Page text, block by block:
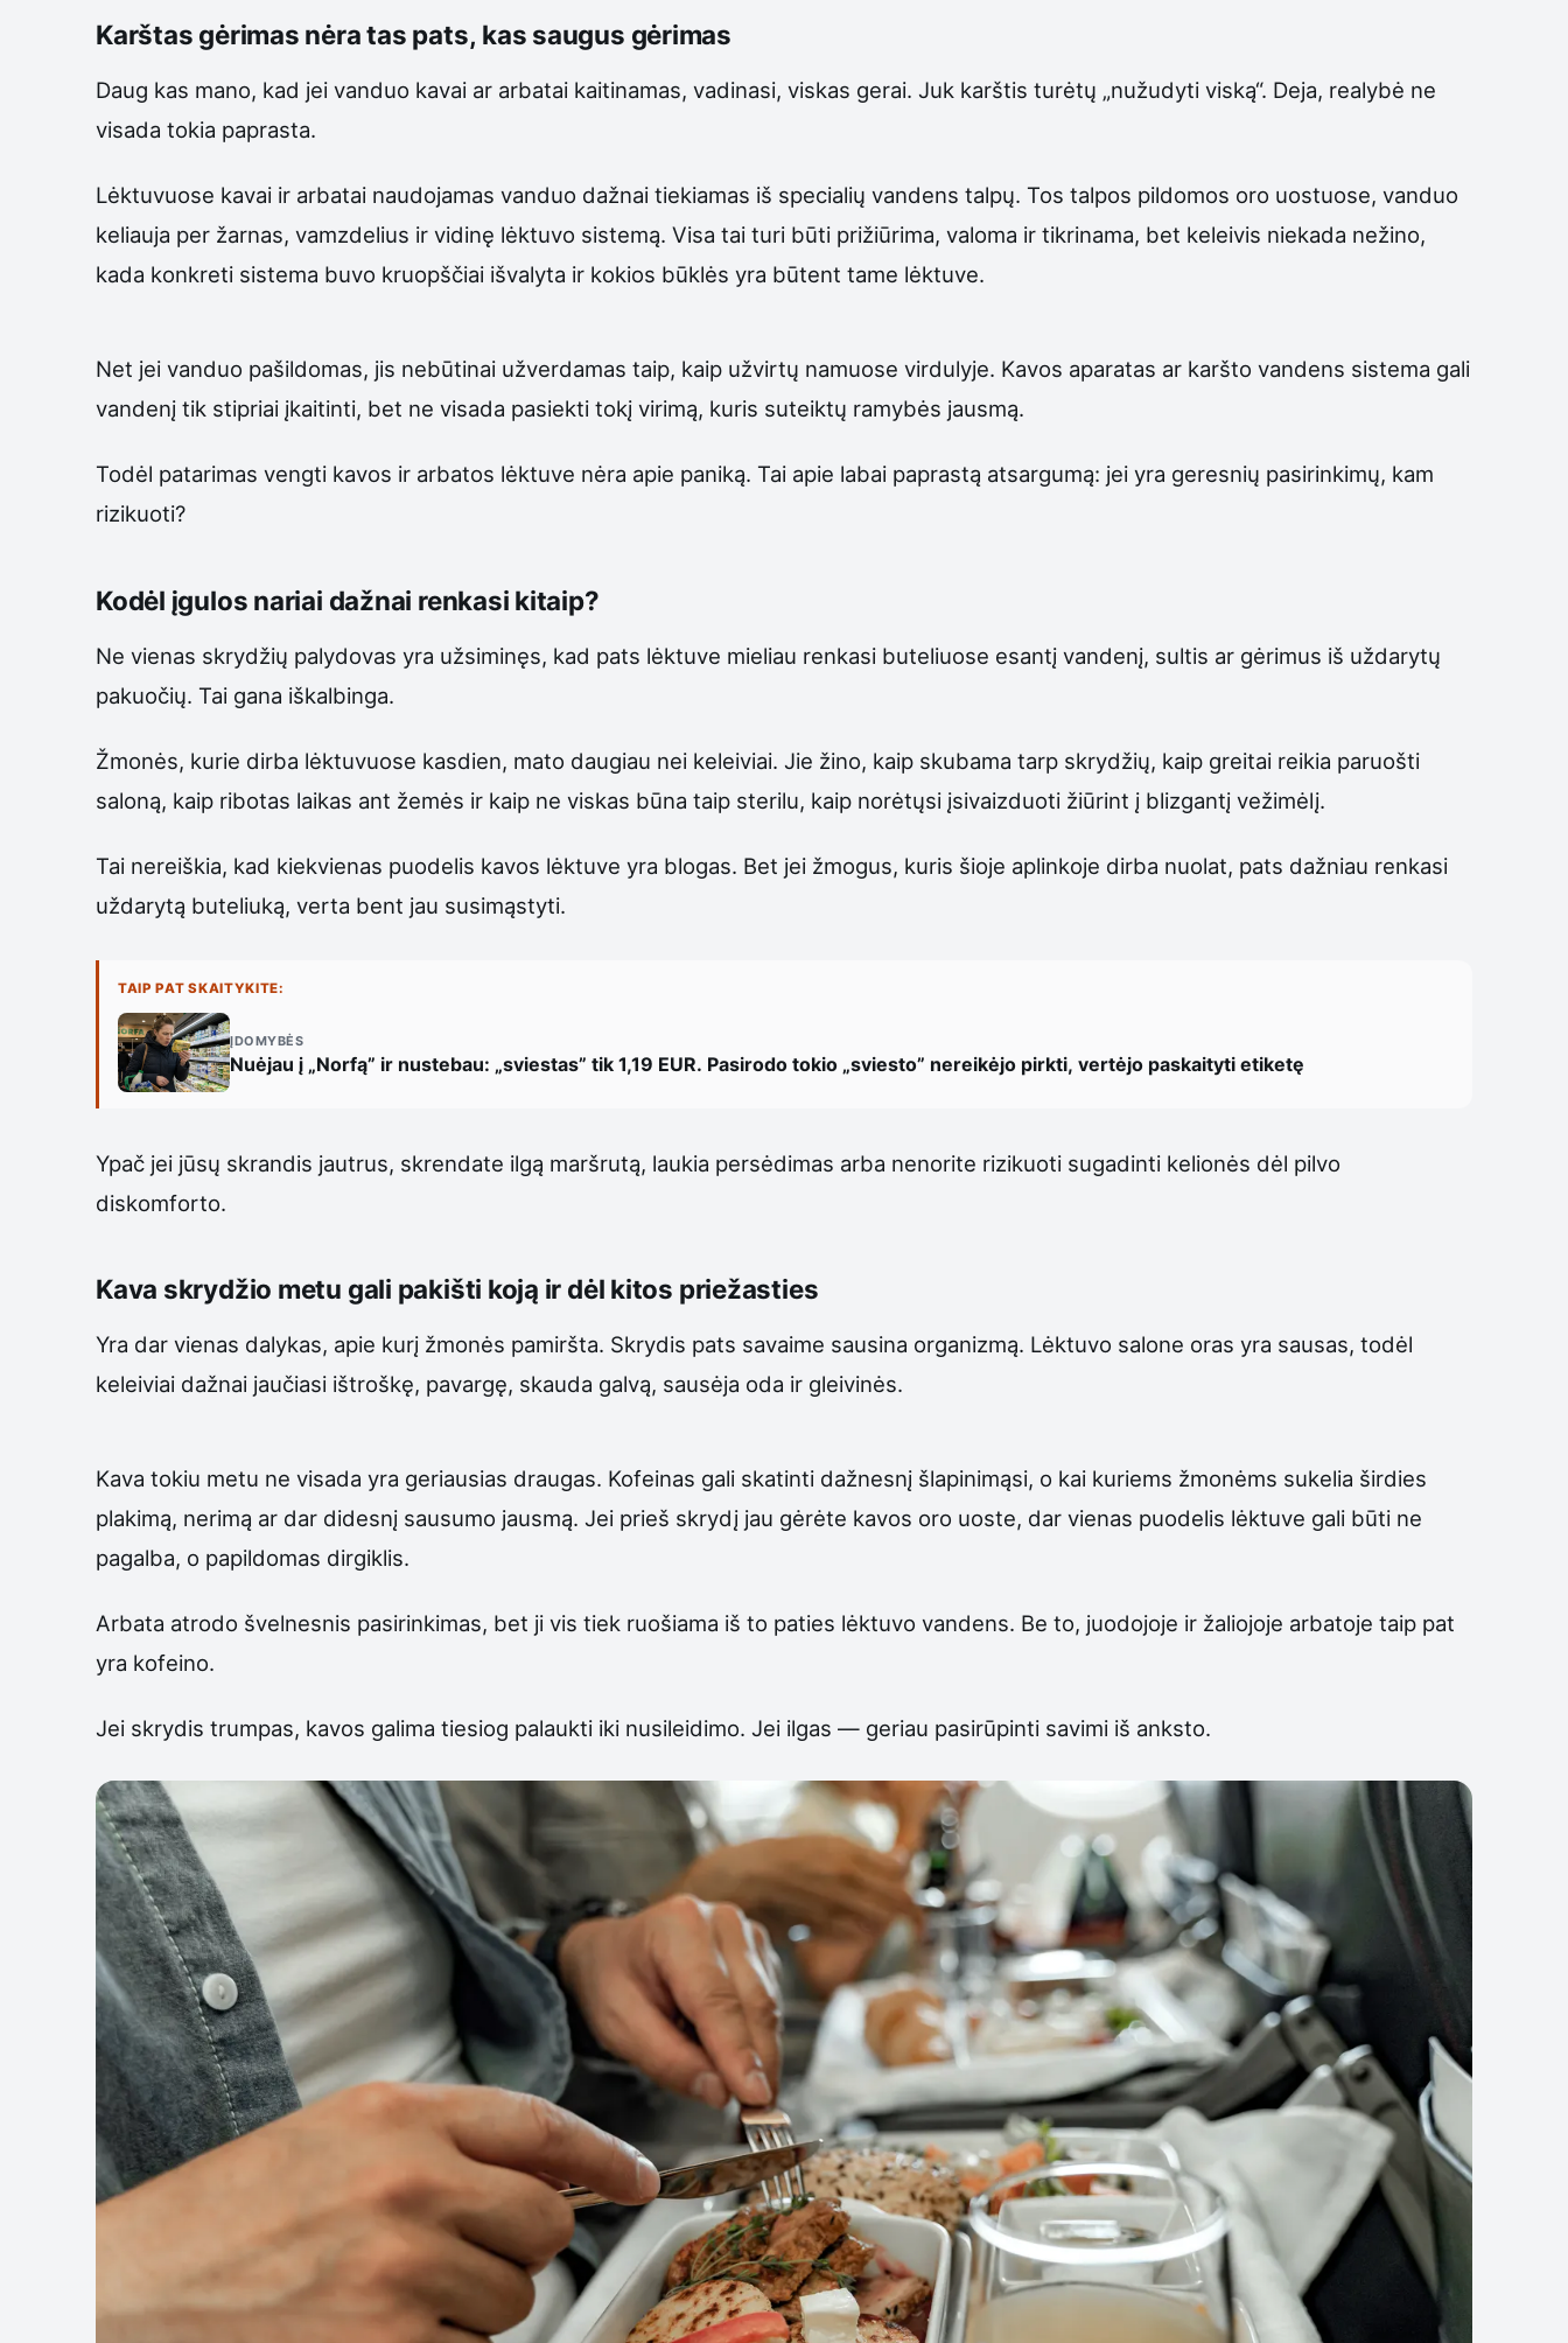
Karštas gėrimas nėra tas pats, kas saugus gėrimas
Daug kas mano, kad jei vanduo kavai ar arbatai kaitinamas, vadinasi, viskas gerai. Juk karštis turėtų „nužudyti viską“. Deja, realybė ne
visada tokia paprasta.
Lėktuvuose kavai ir arbatai naudojamas vanduo dažnai tiekiamas iš specialių vandens talpų. Tos talpos pildomos oro uostuose, vanduo
keliauja per žarnas, vamzdelius ir vidinę lėktuvo sistemą. Visa tai turi būti prižiūrima, valoma ir tikrinama, bet keleivis niekada nežino,
kada konkreti sistema buvo kruopščiai išvalyta ir kokios būklės yra būtent tame lėktuve.
Net jei vanduo pašildomas, jis nebūtinai užverdamas taip, kaip užvirtų namuose virdulyje. Kavos aparatas ar karšto vandens sistema gali
vandenį tik stipriai įkaitinti, bet ne visada pasiekti tokį virimą, kuris suteiktų ramybės jausmą.
Todėl patarimas vengti kavos ir arbatos lėktuve nėra apie paniką. Tai apie labai paprastą atsargumą: jei yra geresnių pasirinkimų, kam
rizikuoti?
Kodėl įgulos nariai dažnai renkasi kitaip?
Ne vienas skrydžių palydovas yra užsiminęs, kad pats lėktuve mieliau renkasi buteliuose esantį vandenį, sultis ar gėrimus iš uždarytų
pakuočių. Tai gana iškalbinga.
Žmonės, kurie dirba lėktuvuose kasdien, mato daugiau nei keleiviai. Jie žino, kaip skubama tarp skrydžių, kaip greitai reikia paruošti
saloną, kaip ribotas laikas ant žemės ir kaip ne viskas būna taip sterilu, kaip norėtųsi įsivaizduoti žiūrint į blizgantį vežimėlį.
Tai nereiškia, kad kiekvienas puodelis kavos lėktuve yra blogas. Bet jei žmogus, kuris šioje aplinkoje dirba nuolat, pats dažniau renkasi
uždarytą buteliuką, verta bent jau susimąstyti.
TAIP PAT SKAITYKITE:
ĮDOMYBĖS
Nuėjau į „Norfą” ir nustebau: „sviestas” tik 1,19 EUR. Pasirodo tokio „sviesto” nereikėjo pirkti, vertėjo paskaityti etiketę
Ypač jei jūsų skrandis jautrus, skrendate ilgą maršrutą, laukia persėdimas arba nenorite rizikuoti sugadinti kelionės dėl pilvo
diskomforto.
Kava skrydžio metu gali pakišti koją ir dėl kitos priežasties
Yra dar vienas dalykas, apie kurį žmonės pamiršta. Skrydis pats savaime sausina organizmą. Lėktuvo salone oras yra sausas, todėl
keleiviai dažnai jaučiasi ištroškę, pavargę, skauda galvą, sausėja oda ir gleivinės.
Kava tokiu metu ne visada yra geriausias draugas. Kofeinas gali skatinti dažnesnį šlapinimąsi, o kai kuriems žmonėms sukelia širdies
plakimą, nerimą ar dar didesnį sausumo jausmą. Jei prieš skrydį jau gėrėte kavos oro uoste, dar vienas puodelis lėktuve gali būti ne
pagalba, o papildomas dirgiklis.
Arbata atrodo švelnesnis pasirinkimas, bet ji vis tiek ruošiama iš to paties lėktuvo vandens. Be to, juodojoje ir žaliojoje arbatoje taip pat
yra kofeino.
Jei skrydis trumpas, kavos galima tiesiog palaukti iki nusileidimo. Jei ilgas — geriau pasirūpinti savimi iš anksto.